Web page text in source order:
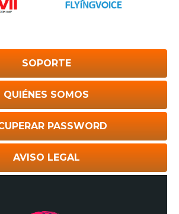
SOPORTE
QUIÉNES SOMOS
PASSWORD
AVISO LEGAL